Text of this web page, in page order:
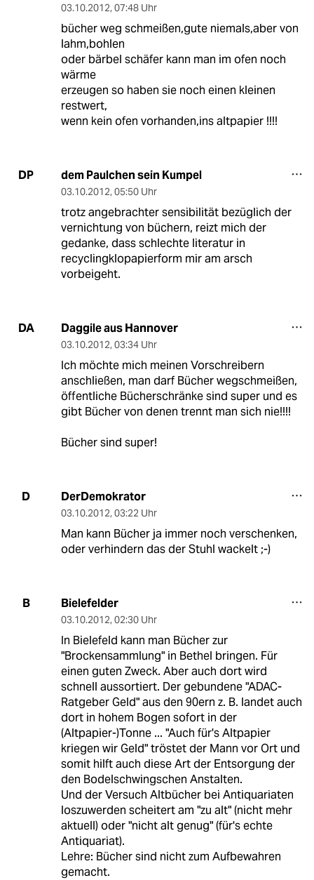
03.10.2012, 07:48 Uhr
bücher weg schmeißen,gute niemals,aber von
lahm,bohlen
oder bärbel schäfer kann man im ofen noch
wärme
erzeugen so haben sie noch einen kleinen
restwert,
wenn kein ofen vorhanden,ins altpapier !!!!
DP dem Paulchen sein Kumpel
03.10.2012, 05:50 Uhr
trotz angebrachter sensibilität bezüglich der
vernichtung von büchern, reizt mich der
gedanke, dass schlechte literatur in
recyclingklopapierform mir am arsch
vorbeigeht.
DA Daggile aus Hannover
03.10.2012, 03:34 Uhr
Ich möchte mich meinen Vorschreibern
anschließen, man darf Bücher wegschmeißen,
öffentliche Bücherschränke sind super und es
gibt Bücher von denen trennt man sich nie!!!!
Bücher sind super!
D DerDemokrator
03.10.2012, 03:22 Uhr
Man kann Bücher ja immer noch verschenken,
oder verhindern das der Stuhl wackelt ;-)
B Bielefelder
03.10.2012, 02:30 Uhr
In Bielefeld kann man Bücher zur
"Brockensammlung" in Bethel bringen. Für
einen guten Zweck. Aber auch dort wird
schnell aussortiert. Der gebundene "ADAC-
Ratgeber Geld" aus den 90ern z. B. landet auch
dort in hohem Bogen sofort in der
(Altpapier-)Tonne ... "Auch für's Altpapier
kriegen wir Geld" tröstet der Mann vor Ort und
somit hilft auch diese Art der Entsorgung der
den Bodelschwingschen Anstalten.
Und der Versuch Altbücher bei Antiquariaten
loszuwerden scheitert am "zu alt" (nicht mehr
aktuell) oder "nicht alt genug" (für's echte
Antiquariat).
Lehre: Bücher sind nicht zum Aufbewahren
gemacht.